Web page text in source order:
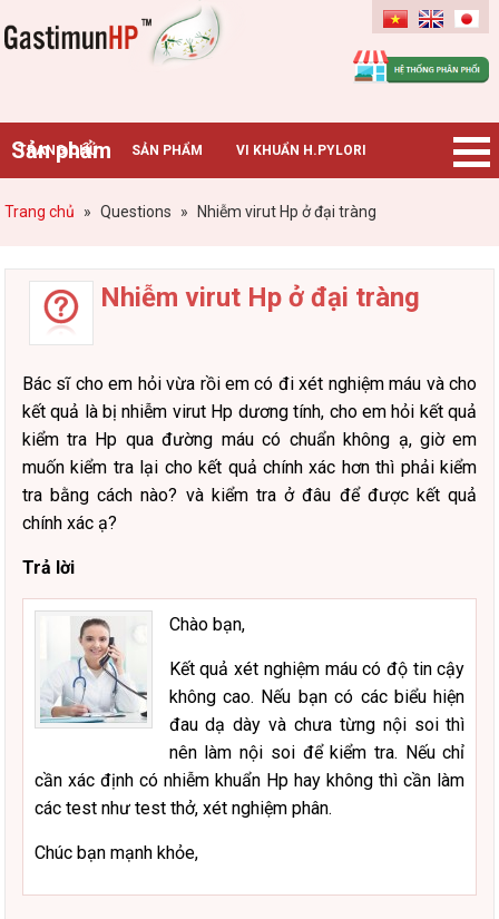
Gastimunhp
Sản phẩm
TRANG CHỦ SẢN PHẨM VI KHUẨN H.PYLORI
BỆNH DẠ DÀY TIN TỨC – SỰ KIỆN HƯỚNG DẪN MUA HÀNG
Trang chủ » Questions » Nhiễm virut Hp ở đại tràng
Nhiễm virut Hp ở đại tràng
Bác sĩ cho em hỏi vừa rồi em có đi xét nghiệm máu và cho
kết quả là bị nhiễm virut Hp dương tính, cho em hỏi kết quả
kiểm tra Hp qua đường máu có chuẩn không ạ, giờ em
muốn kiểm tra lại cho kết quả chính xác hơn thì phải kiểm
tra bằng cách nào? và kiểm tra ở đâu để được kết quả
chính xác ạ?
Trả lời
Chào bạn,
Kết quả xét nghiệm máu có độ tin cậy
không cao. Nếu bạn có các biểu hiện
đau dạ dày và chưa từng nội soi thì
nên làm nội soi để kiểm tra. Nếu chỉ
cần xác định có nhiễm khuẩn Hp hay không thì cần làm
các test như test thở, xét nghiệm phân.
Chúc bạn mạnh khỏe,